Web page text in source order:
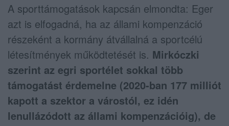
A sporttámogatások kapcsán elmondta: Eger
azt is elfogadná, ha az állami kompenzáció
részeként a kormány átvállalná a sportcélú
létesítmények működtetését is. Mirkóczki
szerint az egri sportélet sokkal több
támogatást érdemelne (2020-ban 177 milliót
kapott a szektor a várostól, ez idén
lenullázódott az állami kompenzációig), de